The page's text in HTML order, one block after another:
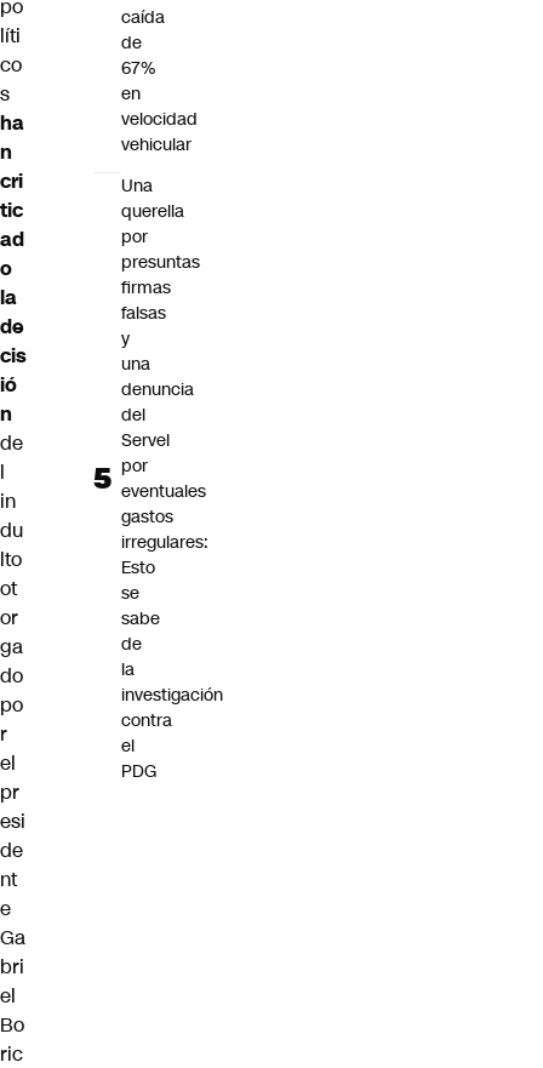
po
líti
co
s
ha
n
cri
tic
ad
o
la
de
cis
ió
n
de
l
in
du
lto
ot
or
ga
do
po
r
el
pr
esi
de
nt
e
Ga
bri
el
Bo
ric
caída
de
67%
en
velocidad
vehicular
Una
querella
por
presuntas
firmas
falsas
y
una
denuncia
del
Servel
por
eventuales
gastos
irregulares:
Esto
se
sabe
de
la
investigación
contra
el
PDG